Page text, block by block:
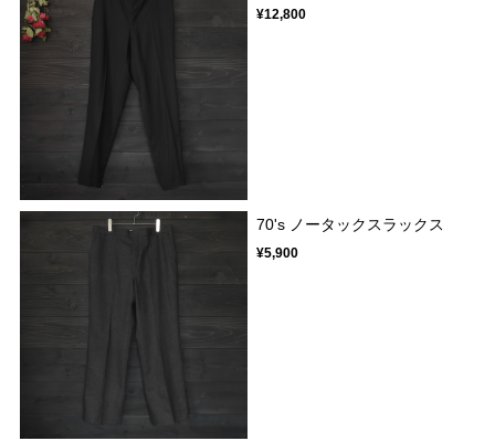
¥12,800
70's ノータックスラックス
¥5,900